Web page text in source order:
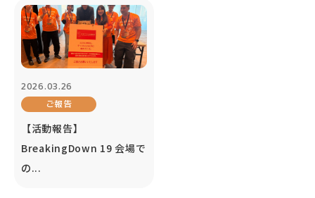
2026.03.26
ご報告
【活動報告】
BreakingDown 19 会場で
の...